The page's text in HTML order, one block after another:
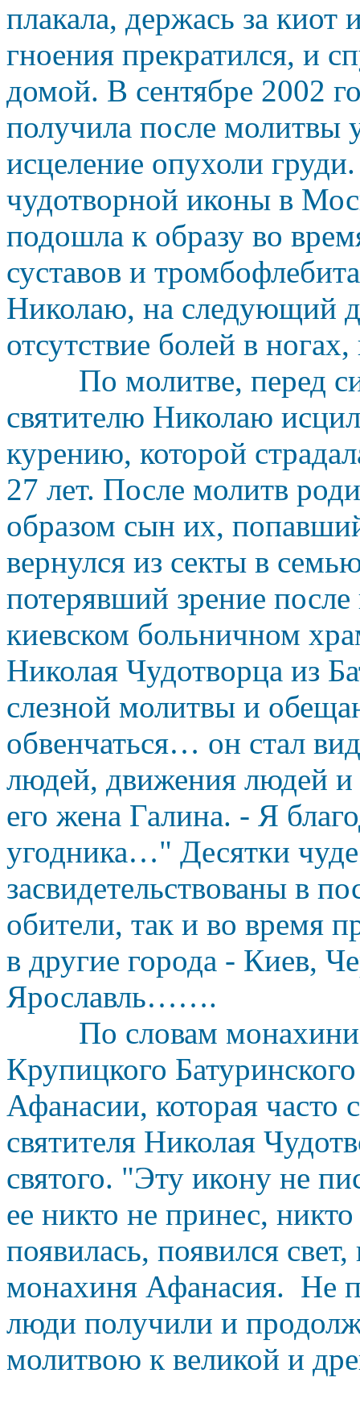
плакала, держась за киот
гноения прекратился, и
домой. В сентябре 2002
получила после молитвы
исцеление опухоли
чудотворной иконы в
подошла к образу во
суставов и
Николаю, на следующий
отсутствие болей в
По молитве, перед
святителю Николаю
курению, которой
27 лет. После молитв
образом сын их,
вернулся из секты в
потерявший зрение после
киевском больничном
Николая Чудотворца из
слезной молитвы и
обвенчаться… он стал
людей, движения людей и
его жена Галина. - Я
угодника…" Десятки
засвидетельствованы в
обители, так и во время
в другие города - Киев,
Ярославль…….
По словам
Крупицкого
Афанасии, которая часто
святителя Николая
святого. "Эту икону не
ее никто не принес,
появилась, появился
монахиня Афанасия. Не
люди получили и
молитвою к великой и